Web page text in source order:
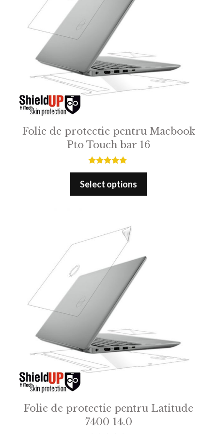
Folie de protectie pentru Macbook
Pto Touch bar 16
5.00
Select options
Folie de protectie pentru Latitude
7400 14.0